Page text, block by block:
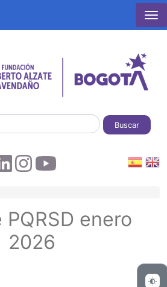
Buscar
de ayuda a la
enero
2026